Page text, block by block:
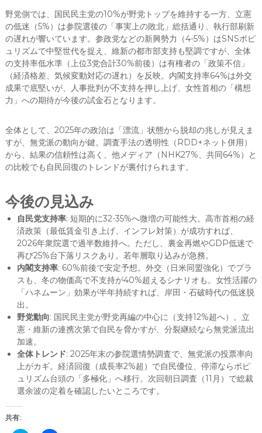
野党側では、国民民主党の10%が野党トップを維持する一方、立憲
の低迷（5%）は参院選後の「事実上の敗北」総括通り、執行部刷新
の遅れが響いています。参政党などの新興勢力（4-5%）はSNSポピ
ュリズムで中堅世代を捉え、維新の都市部支持も堅調ですが、全体
の支持率低水準（上位3党合計30%前後）は有権者の「政策不信」
（経済格差、気候変動対応の遅れ）を反映。内閣支持率64%は外交
成果で底堅いが、人事批判が不支持を押し上げ、女性首相の「構想
力」への期待が今後の試金石となります。
全体として、2025年の政治は「漂流」状態から脱却の兆しが見えま
すが、無党派の動向が鍵。調査手法の透明性（RDD+ネット併用）
から、結果の信頼性は高く、他メディア（NHK27%、共同64%）と
の比較でも自民回復のトレンドが裏付けられます。
今後の見込み
自民党支持率: 短期的に32-35%へ微増の可能性大。高市首相の経
済政策（最低賃金引き上げ、インフレ対策）が成功すれば、
2026年衆院選で過半数維持へ。ただし、裏金再燃やGDP低迷で
再び25%台下落リスクあり。若年層取り込みが急務。
内閣支持率: 60%前後で安定予想。外交（日米同盟強化）でプラ
スも、冬の物価高で不支持が40%超えるシナリオも。女性活躍の
「ハネムーン」効果が半年持続すれば、岸田・石破時代の低迷脱
出。
野党動向: 国民民主党が野党再編の中心に（支持12%超へ）。立
憲・維新の連携次第で自民を脅かすが、分裂継続なら無党派流出
加速。
全体トレンド: 2025年末の参院選情勢調査で、無党派の投票率向
上がカギ。経済回復（成長率2%超）で自民優位、停滞ならポピ
ュリズム台頭の「多極化」へ移行。次回朝日調査（11月）で総裁
選余波の定着を確認したいところです。
共有: